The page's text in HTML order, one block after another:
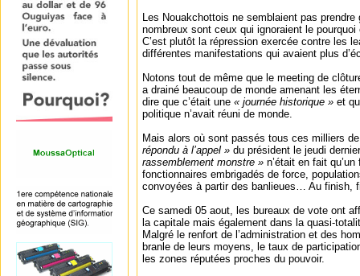
Les Nouakchottois ne semblaient pas
nombreux sont ceux qui ignoraient le
C’est plutôt la répression exercée contre les
différentes manifestations qui avaient plus
Notons tout de même que le meeting de
a drainé beaucoup de monde amenant les
dire que c’était une « journée historique » et
politique n’avait réuni de monde.
Mais alors où sont passés tous ces milliers
répondu à l’appel » du président le jeudi
rassemblement monstre » n’était en fait
fonctionnaires embrigadés de force,
convoyées à partir des banlieues… Au finish,
Ce samedi 05 aout, les bureaux de vote ont
la capitale mais également dans la quasi-
Malgré le renfort de l’administration et des
branle de leurs moyens, le taux de
les zones réputées proches du pouvoir.